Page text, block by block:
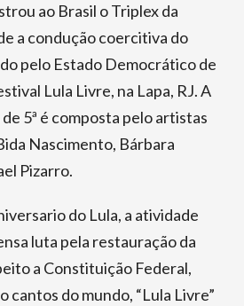
ao Brasil o Triplex da
a condução coercitiva do
pelo Estado Democrático de
Lula Livre, na Lapa, RJ. A
5ª é composta pelo artistas
Nascimento, Bárbara
Pizarro.
do Lula, a atividade
luta pela restauração da
a Constituição Federal,
cantos do mundo, “Lula Livre”